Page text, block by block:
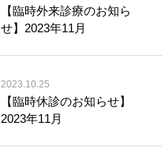
【臨時外来診療のお知ら
せ】2023年11月
2023.10.25
【臨時休診のお知らせ】
2023年11月